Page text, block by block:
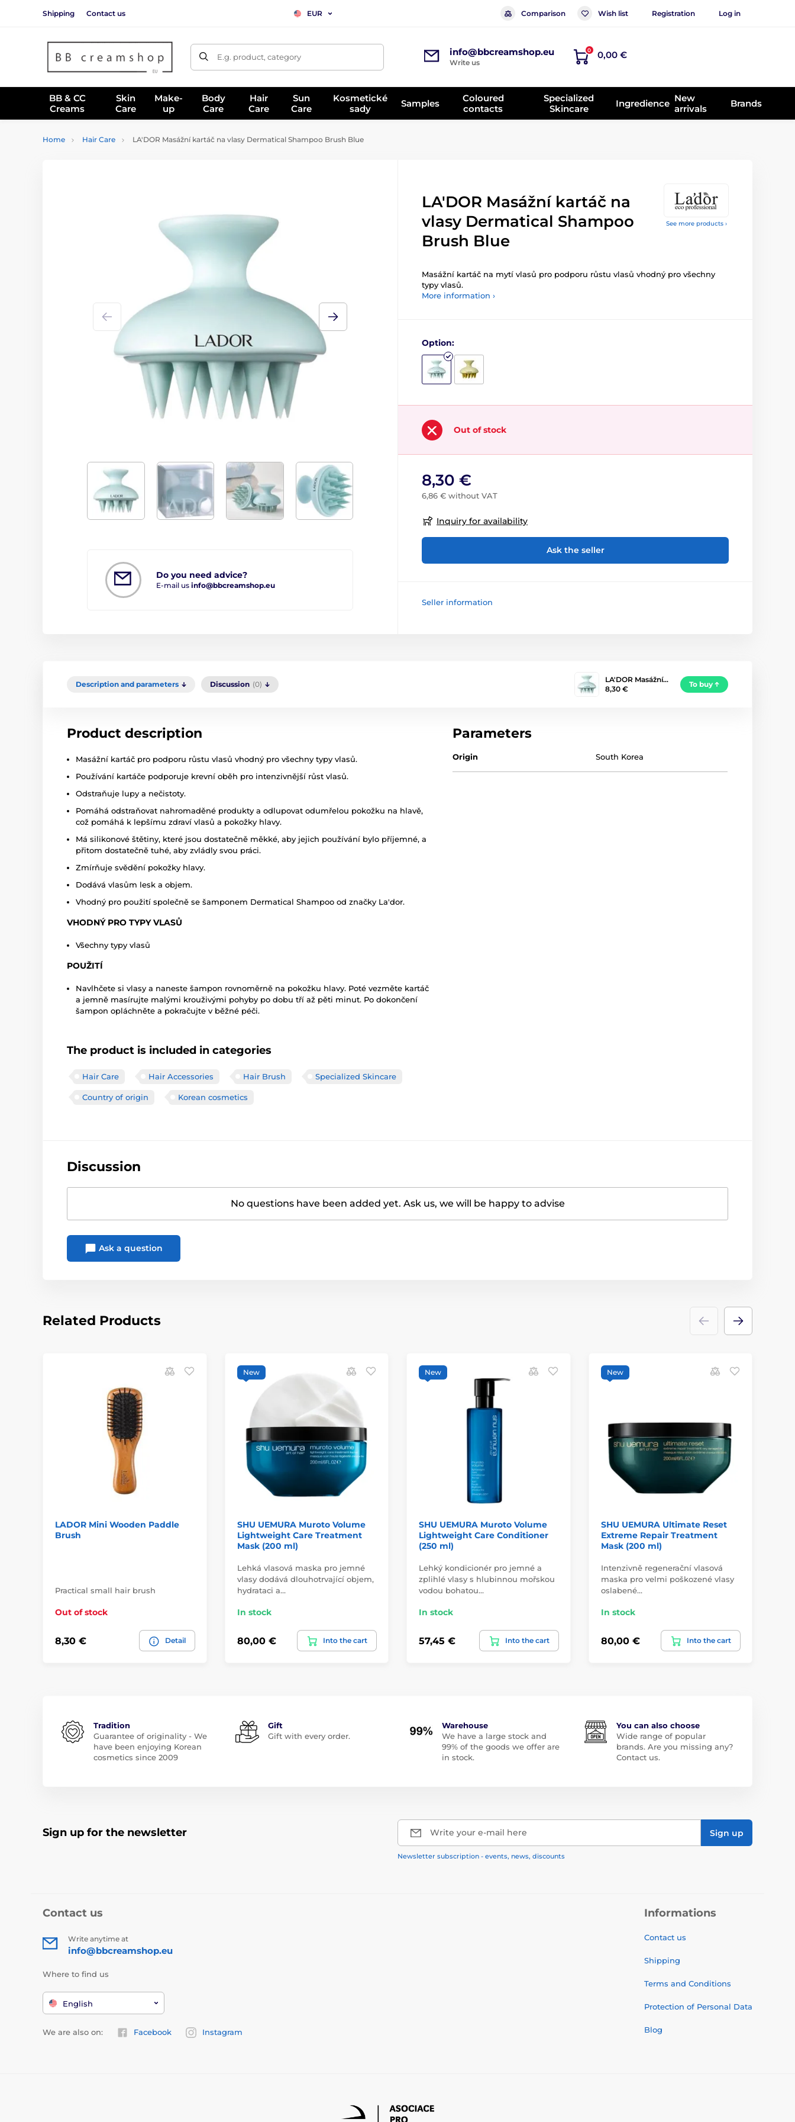
Shipping Contact us EUR Comparison Wish list Registration Log in
E.g. product, category info@bbcreamshop.eu
Write us
0 0,00 €
BB & CC
Creams
Skin
Care
Make-
up
Body
Care
Hair
Care
Sun
Care
Kosmetické
sady
Samples
Coloured
contacts
Specialized
Skincare
Ingredience New
arrivals
Brands
Home Hair Care LA'DOR Masážní kartáč na vlasy Dermatical Shampoo Brush Blue
See more products ›
Do you need advice?
E-mail us info@bbcreamshop.eu
LA'DOR Masážní kartáč na
vlasy Dermatical Shampoo
Brush Blue
Masážní kartáč na mytí vlasů pro podporu růstu vlasů vhodný pro všechny
typy vlasů.
More information ›
Option:
Out of stock
8,30 €
6,86 € without VAT
Inquiry for availability
Ask the seller
Seller information
Description and parameters Discussion (0)
LA'DOR Masážní…
8,30 €
To buy
Product description
Masážní kartáč pro podporu růstu vlasů vhodný pro všechny typy vlasů.
Používání kartáče podporuje krevní oběh pro intenzivnější růst vlasů.
Odstraňuje lupy a nečistoty.
Pomáhá odstraňovat nahromaděné produkty a odlupovat odumřelou pokožku na hlavě,
což pomáhá k lepšímu zdraví vlasů a pokožky hlavy.
Má silikonové štětiny, které jsou dostatečně měkké, aby jejich používání bylo příjemné, a
přitom dostatečně tuhé, aby zvládly svou práci.
Zmírňuje svědění pokožky hlavy.
Dodává vlasům lesk a objem.
Vhodný pro použití společně se šamponem Dermatical Shampoo od značky La'dor.
VHODNÝ PRO TYPY VLASŮ
Všechny typy vlasů
POUŽITÍ
Navlhčete si vlasy a naneste šampon rovnoměrně na pokožku hlavy. Poté vezměte kartáč
a jemně masírujte malými krouživými pohyby po dobu tří až pěti minut. Po dokončení
šampon opláchněte a pokračujte v běžné péči.
The product is included in categories
Hair Care Hair Accessories Hair Brush Specialized Skincare
Country of origin Korean cosmetics
Parameters
Origin South Korea
Discussion
No questions have been added yet. Ask us, we will be happy to advise
Ask a question
Related Products
LADOR Mini Wooden Paddle
Brush
Practical small hair brush
Out of stock
8,30 € Detail
New
SHU UEMURA Muroto Volume
Lightweight Care Treatment
Mask (200 ml)
Lehká vlasová maska pro jemné
vlasy dodává dlouhotrvající objem,
hydrataci a…
In stock
80,00 € Into the cart
New
SHU UEMURA Muroto Volume
Lightweight Care Conditioner
(250 ml)
Lehký kondicionér pro jemné a
zplihlé vlasy s hlubinnou mořskou
vodou bohatou…
In stock
57,45 € Into the cart
New
SHU UEMURA Ultimate Reset
Extreme Repair Treatment
Mask (200 ml)
Intenzivně regenerační vlasová
maska pro velmi poškozené vlasy
oslabené…
In stock
80,00 € Into the cart
Tradition
Guarantee of originality - We
have been enjoying Korean
cosmetics since 2009
Gift
Gift with every order.
Warehouse
We have a large stock and
99% of the goods we offer are
in stock.
You can also choose
Wide range of popular
brands. Are you missing any?
Contact us.
Sign up for the newsletter Write your e-mail here Sign up
Newsletter subscription - events, news, discounts
Contact us
Write anytime at
info@bbcreamshop.eu
Where to find us
English
We are also on: Facebook Instagram
Informations
Contact us
Shipping
Terms and Conditions
Protection of Personal Data
Blog